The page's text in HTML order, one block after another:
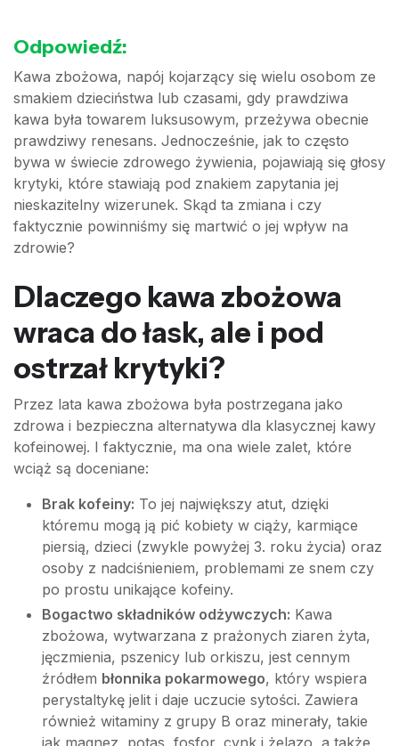
Odpowiedź:
Kawa zbożowa, napój kojarzący się wielu osobom ze
smakiem dzieciństwa lub czasami, gdy prawdziwa
kawa była towarem luksusowym, przeżywa obecnie
prawdziwy renesans. Jednocześnie, jak to często
bywa w świecie zdrowego żywienia, pojawiają się głosy
krytyki, które stawiają pod znakiem zapytania jej
nieskazitelny wizerunek. Skąd ta zmiana i czy
faktycznie powinniśmy się martwić o jej wpływ na
zdrowie?
Dlaczego kawa zbożowa
wraca do łask, ale i pod
ostrzał krytyki?
Przez lata kawa zbożowa była postrzegana jako
zdrowa i bezpieczna alternatywa dla klasycznej kawy
kofeinowej. I faktycznie, ma ona wiele zalet, które
wciąż są doceniane:
Brak kofeiny: To jej największy atut, dzięki
któremu mogą ją pić kobiety w ciąży, karmiące
piersią, dzieci (zwykle powyżej 3. roku życia) oraz
osoby z nadciśnieniem, problemami ze snem czy
po prostu unikające kofeiny.
Bogactwo składników odżywczych: Kawa
zbożowa, wytwarzana z prażonych ziaren żyta,
jęczmienia, pszenicy lub orkiszu, jest cennym
źródłem błonnika pokarmowego, który wspiera
perystaltykę jelit i daje uczucie sytości. Zawiera
również witaminy z grupy B oraz minerały, takie